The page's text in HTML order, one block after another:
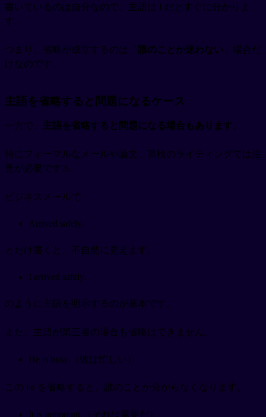
書いているのは自分なので、主語は I だとすぐに分かりま
す。
つまり、省略が成立するのは「 誰のことか迷わない 」場合だ
けなのです。
主語を省略すると問題になるケース
一方で、 主語を省略すると問題になる場合もあります。
特にフォーマルなメールや論文、英検のライティングでは注
意が必要です⚠️
ビジネスメールで
Arrived safely.
とだけ書くと、不自然に見えます。
I arrived safely.
のように主語を明示するのが基本です。
また、主語が第三者の場合も省略はできません。
He is busy.（彼は忙しい）
この he を省略すると、誰のことか分からなくなります。
It is important.（それは重要だ）